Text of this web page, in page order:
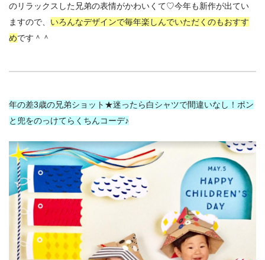
のリラックスした兄弟の表情がかわいくて♡今年も新作が出てい
ますので、 いろんなデザインで毎年楽しんでいただくのもおすす
めです＾＾
年の差3歳の兄弟ショット★迷ったら白シャツで間違いなし！ポン
と兜をのっけてらくちんコーデ♪